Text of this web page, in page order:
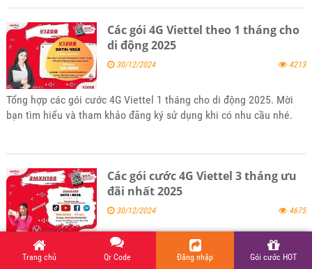
Các gói 4G Viettel theo 1 tháng cho
di động 2025
30/12/2024 4213
Tổng hợp các gói cước 4G Viettel 1 tháng cho di động 2025. Mời
bạn tìm hiểu và tham khảo đăng ký sử dụng khi có nhu cầu nhé.
Các gói cước 4G Viettel 3 tháng ưu
đãi nhất 2025
30/12/2024 4675
Tổng hợp các gói 4G Viettel chu kỳ 3 tháng ưu đãi nhất 2025. Mời
bạn tìm hiểu và tham khảo đăng ký khi có nhu cầu sử dụng nhé.
Trang chủ Qr Code Đăng nhập Gói cước HOT